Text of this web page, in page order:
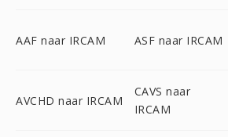
AAF naar IRCAM ASF naar IRCAM
AVCHD naar IRCAM
CAVS naar
IRCAM